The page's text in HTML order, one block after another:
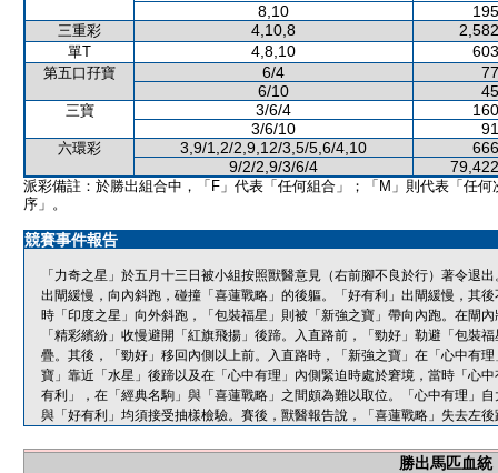
8,10
三重彩 4,10,8
單T 4,8,10
第五口孖寶 6/4
6/10
三寶 3/6/4
3/6/10
六環彩 3,9/1,2/2,9,12/3,5/5,6/4,10
9/2/2,9/3/6/4
派彩備註：於勝出組合中，「F」代表「任何組合」；「M」則代表「任何
序」。
競賽事件報告
「力奇之星」於五月十三日被小組按照獸醫意見（右前腳不良於行）著令退
出閘緩慢，向內斜跑，碰撞「喜蓮戰略」的後軀。「好有利」出閘緩慢，其
時「印度之星」向外斜跑，「包裝福星」則被「新強之寶」帶向內跑。在閘
「精彩繽紛」收慢避開「紅旗飛揚」後蹄。入直路前，「勁好」勒避「包裝
疊。其後，「勁好」移回內側以上前。入直路時，「新強之寶」在「心中有
寶」靠近「水星」後蹄以及在「心中有理」內側緊迫時處於窘境，當時「心
有利」，在「經典名駒」與「喜蓮戰略」之間頗為難以取位。「心中有理」
與「好有利」均須接受抽樣檢驗。賽後，獸醫報告說，「喜蓮戰略」失去左
勝出馬匹血統